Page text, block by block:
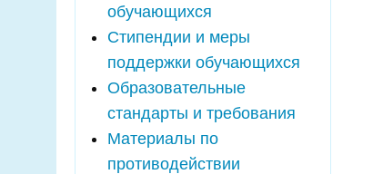
обучающихся
Стипендии и меры
поддержки обучающихся
Образовательные
стандарты и требования
Материалы по
противодействии